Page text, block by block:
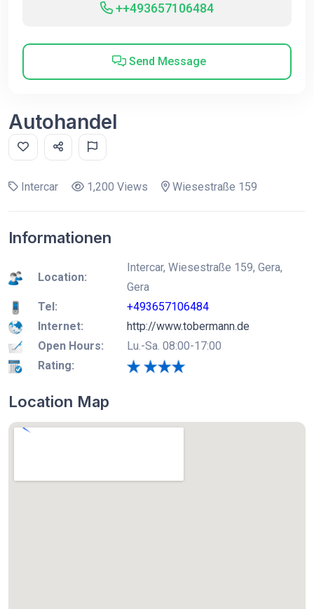
++493657106484
Send Message
Autohandel
Intercar 1,200 Views Wiesestraße 159
Informationen
Location:
Intercar, Wiesestraße 159, Gera,
Gera
Tel:
+493657106484
Internet:
http://www.tobermann.de
Open Hours:
Lu.-Sa. 08:00-17:00
Rating:
Location Map